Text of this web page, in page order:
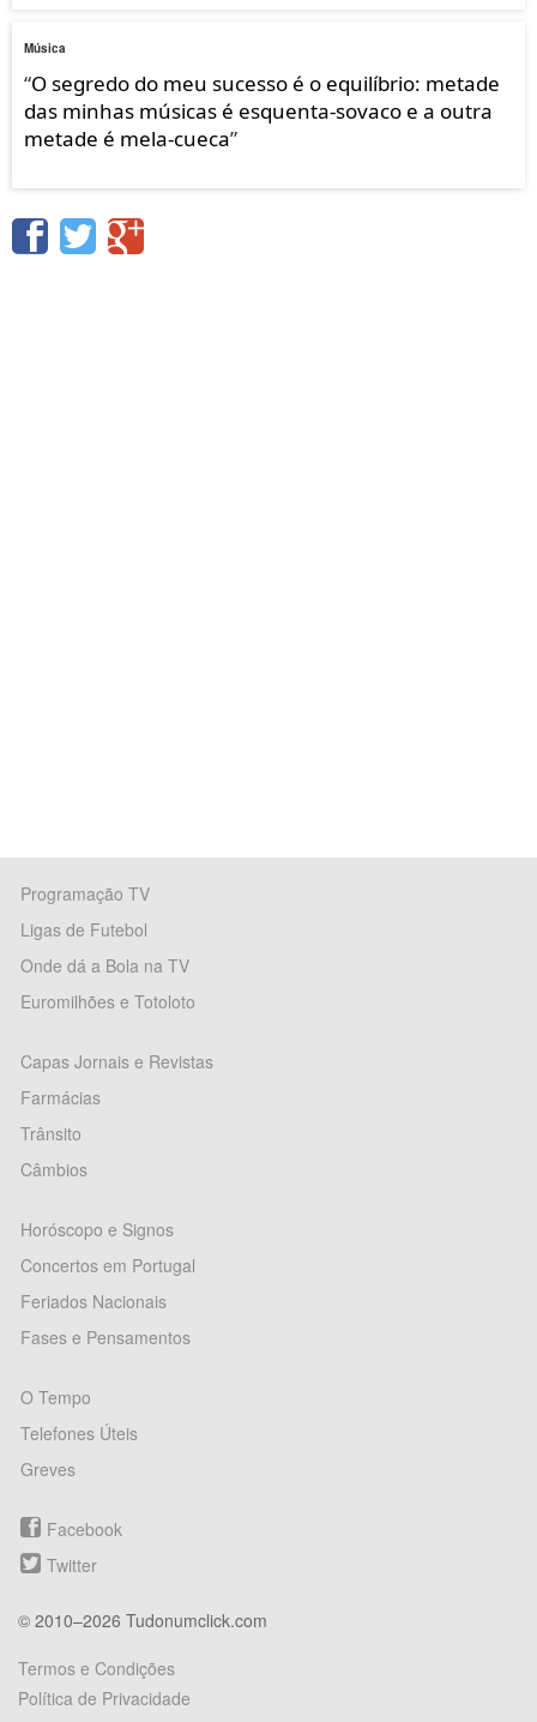
Música
“O segredo do meu sucesso é o equilíbrio: metade
das minhas músicas é esquenta-sovaco e a outra
metade é mela-cueca”
Programação TV
Ligas de Futebol
Onde dá a Bola na TV
Euromilhões e Totoloto
Capas Jornais e Revistas
Farmácias
Trânsito
Câmbios
Horóscopo e Signos
Concertos em Portugal
Feriados Nacionais
Fases e Pensamentos
O Tempo
Telefones Úteis
Greves
Facebook
Twitter
© 2010–2026 Tudonumclick.com
Termos e Condições
Política de Privacidade